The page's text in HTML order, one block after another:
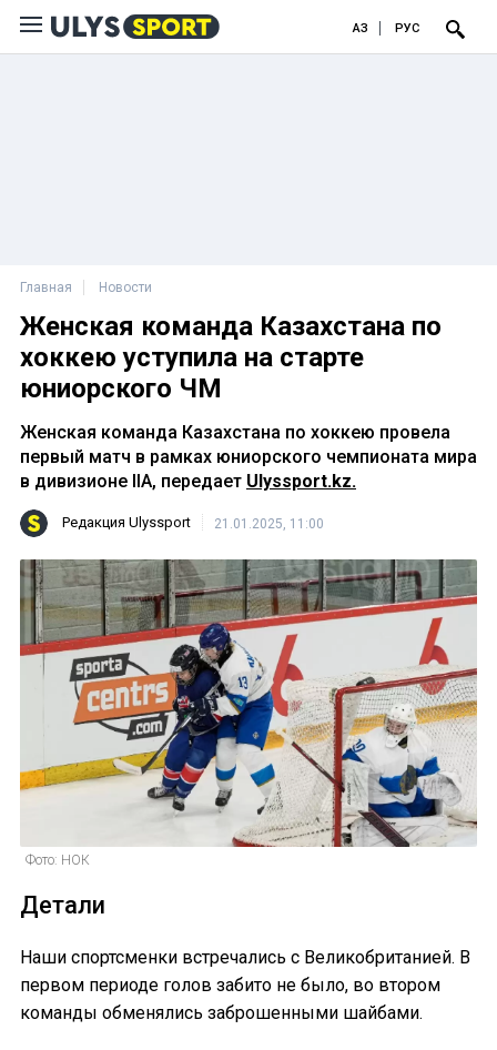
ҚАЗ РУС
Главная Новости
Женская команда Казахстана по
хоккею уступила на старте
юниорского ЧМ
Женская команда Казахстана по хоккею провела
первый матч в рамках юниорского чемпионата мира
в дивизионе IIA, передает Ulyssport.kz.
Редакция Ulyssport 21.01.2025, 11:00
Фото: НОК
Детали
Наши спортсменки встречались с Великобританией. В
первом периоде голов забито не было, во втором
команды обменялись заброшенными шайбами.